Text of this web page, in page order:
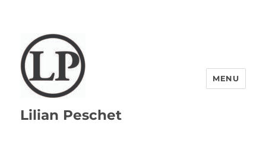
Lilian Peschet
MENU